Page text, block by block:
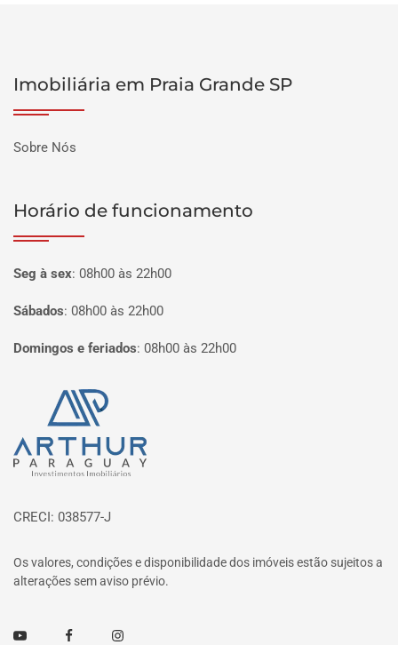
Imobiliária em Praia Grande SP
Sobre Nós
Horário de funcionamento
Seg à sex: 08h00 às 22h00
Sábados: 08h00 às 22h00
Domingos e feriados: 08h00 às 22h00
Página inicial
CRECI: 038577-J
Os valores, condições e disponibilidade dos imóveis estão sujeitos a
alterações sem aviso prévio.
Youtube FacebookInstagram